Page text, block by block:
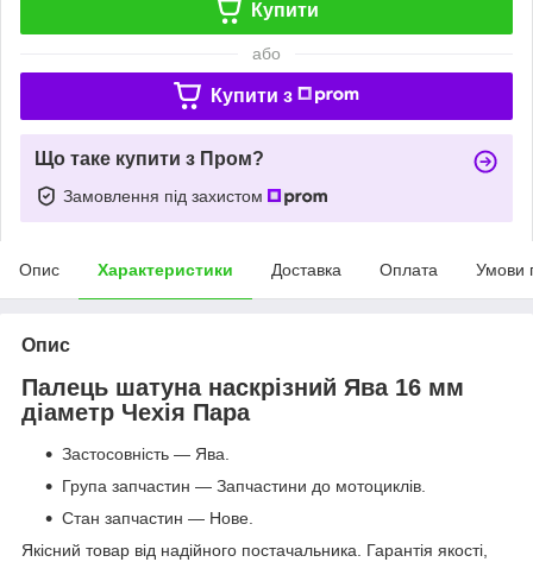
Купити
або
Купити з
Що таке купити з Пром?
Замовлення під захистом
Опис Характеристики Доставка Оплата Умови
Опис
Палець шатуна наскрізний Ява 16 мм
діаметр Чехія Пара
Застосовність — Ява.
Група запчастин — Запчастини до мотоциклів.
Стан запчастин — Нове.
Якісний товар від надійного постачальника. Гарантія якості,